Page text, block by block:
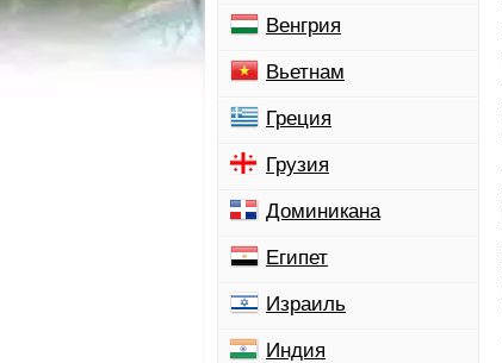
Венгрия
Вьетнам
Греция
Грузия
Доминикана
Египет
Израиль
Индия